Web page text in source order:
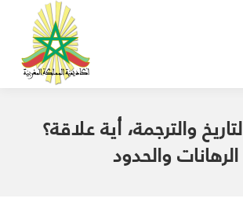
والترجمة، أية علاقة؟
الرهانات والحدود